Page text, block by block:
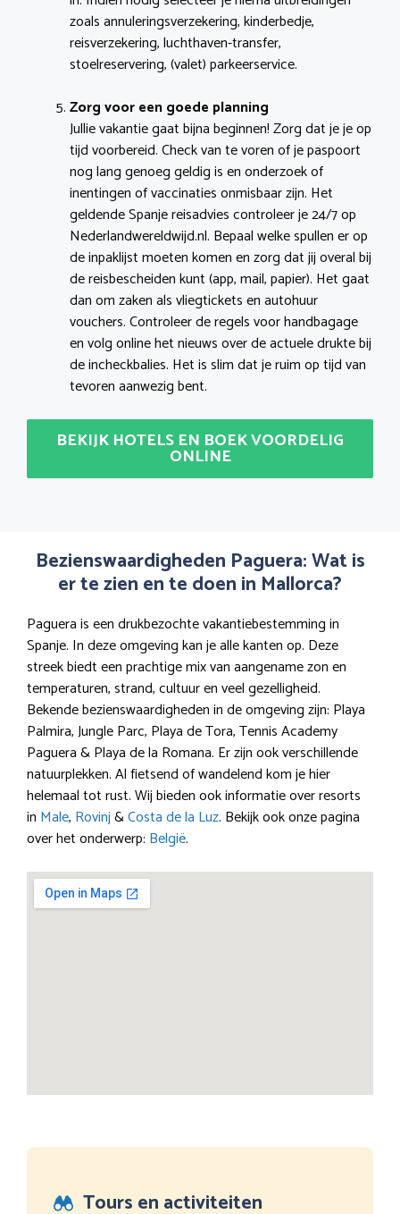
zoals annuleringsverzekering, kinderbedje,
reisverzekering, luchthaven-transfer,
stoelreservering, (valet) parkeerservice.
Zorg voor een goede planning
Jullie vakantie gaat bijna beginnen! Zorg dat je je op
tijd voorbereid. Check van te voren of je paspoort
nog lang genoeg geldig is en onderzoek of
inentingen of vaccinaties onmisbaar zijn. Het
geldende Spanje reisadvies controleer je 24/7 op
Nederlandwereldwijd.nl. Bepaal welke spullen er op
de inpaklijst moeten komen en zorg dat jij overal bij
de reisbescheiden kunt (app, mail, papier). Het gaat
dan om zaken als vliegtickets en autohuur
vouchers. Controleer de regels voor handbagage
en volg online het nieuws over de actuele drukte bij
de incheckbalies. Het is slim dat je ruim op tijd van
tevoren aanwezig bent.
BEKIJK HOTELS EN BOEK VOORDELIG
ONLINE
Bezienswaardigheden Paguera: Wat is
er te zien en te doen in Mallorca?
Paguera is een drukbezochte vakantiebestemming in
Spanje. In deze omgeving kan je alle kanten op. Deze
streek biedt een prachtige mix van aangename zon en
temperaturen, strand, cultuur en veel gezelligheid.
Bekende bezienswaardigheden in de omgeving zijn: Playa
Palmira, Jungle Parc, Playa de Tora, Tennis Academy
Paguera & Playa de la Romana. Er zijn ook verschillende
natuurplekken. Al fietsend of wandelend kom je hier
helemaal tot rust. Wij bieden ook informatie over resorts
in Male, Rovinj&Costa de la Luz. Bekijk ook onze pagina
over het onderwerp: België.
Tours en activiteiten